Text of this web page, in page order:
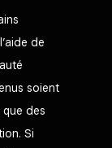
de
soient
que des
Si